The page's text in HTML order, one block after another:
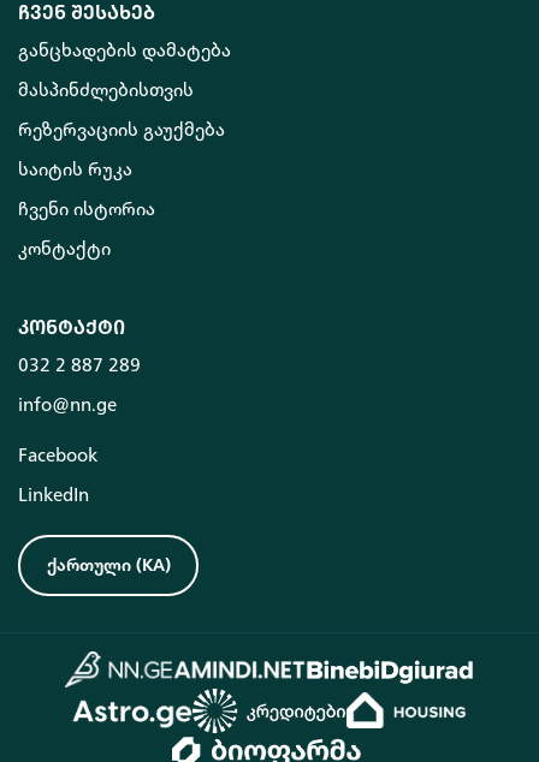
ჩვენ შესახებ
განცხადების დამატება
მასპინძლებისთვის
რეზერვაციის გაუქმება
საიტის რუკა
ჩვენი ისტორია
კონტაქტი
კონტაქტი
032 2 887 289
info@nn.ge
Facebook
LinkedIn
ქართული (KA)